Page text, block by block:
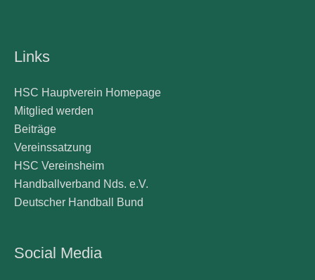
Links
HSC Hauptverein Homepage
Mitglied werden
Beiträge
Vereinssatzung
HSC Vereinsheim
Handballverband Nds. e.V.
Deutscher Handball Bund
Social Media